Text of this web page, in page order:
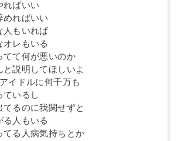
ればいい
めればいい
人もいれば
オレもいる
て何が悪いのか
と説明してほしいよ
イドルに何千万も
ているし
るのに我関せずと
る人もいる
る人病気持ちとか